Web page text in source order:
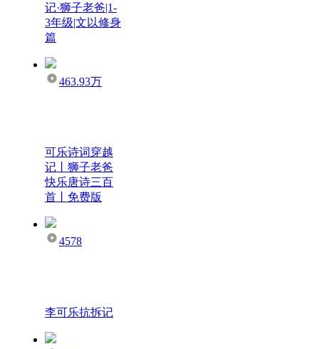
记·狮子老爸|1-
3年级|文以修身
篇
463.93万
可乐诗词穿越
记丨狮子老爸
快乐唐诗三百
首丨免费版
4578
李可乐抗拆记